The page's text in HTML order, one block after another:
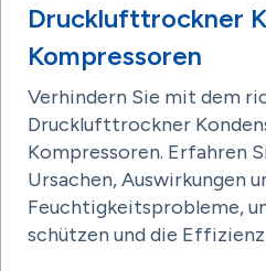
Drucklufttrockner
Kompressoren
Verhindern Sie mit dem
Drucklufttrockner
Kompressoren. Erfahren
Ursachen, Auswirkungen
Feuchtigkeitsprobleme,
schützen und die